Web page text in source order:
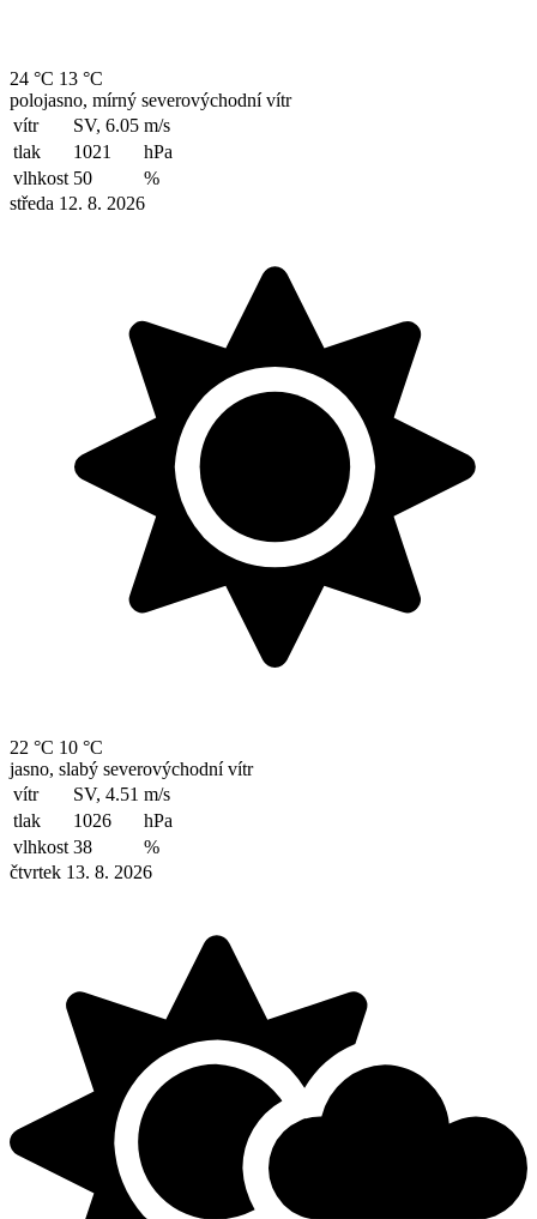
24 °C 13 °C
polojasno, mírný severovýchodní vítr
vítr
SV, 6.05 m/s
tlak
1021
hPa
vlhkost 50
%
středa 12. 8. 2026
22 °C 10 °C
jasno, slabý severovýchodní vítr
vítr
SV, 4.51 m/s
tlak
1026
hPa
vlhkost 38
%
čtvrtek 13. 8. 2026